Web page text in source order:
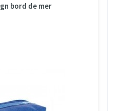
bord de mer